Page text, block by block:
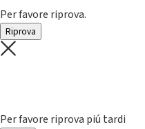
Per favore riprova.
Riprova
Per favore riprova piú tardi